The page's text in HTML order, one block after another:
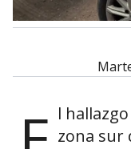
l
zona sur